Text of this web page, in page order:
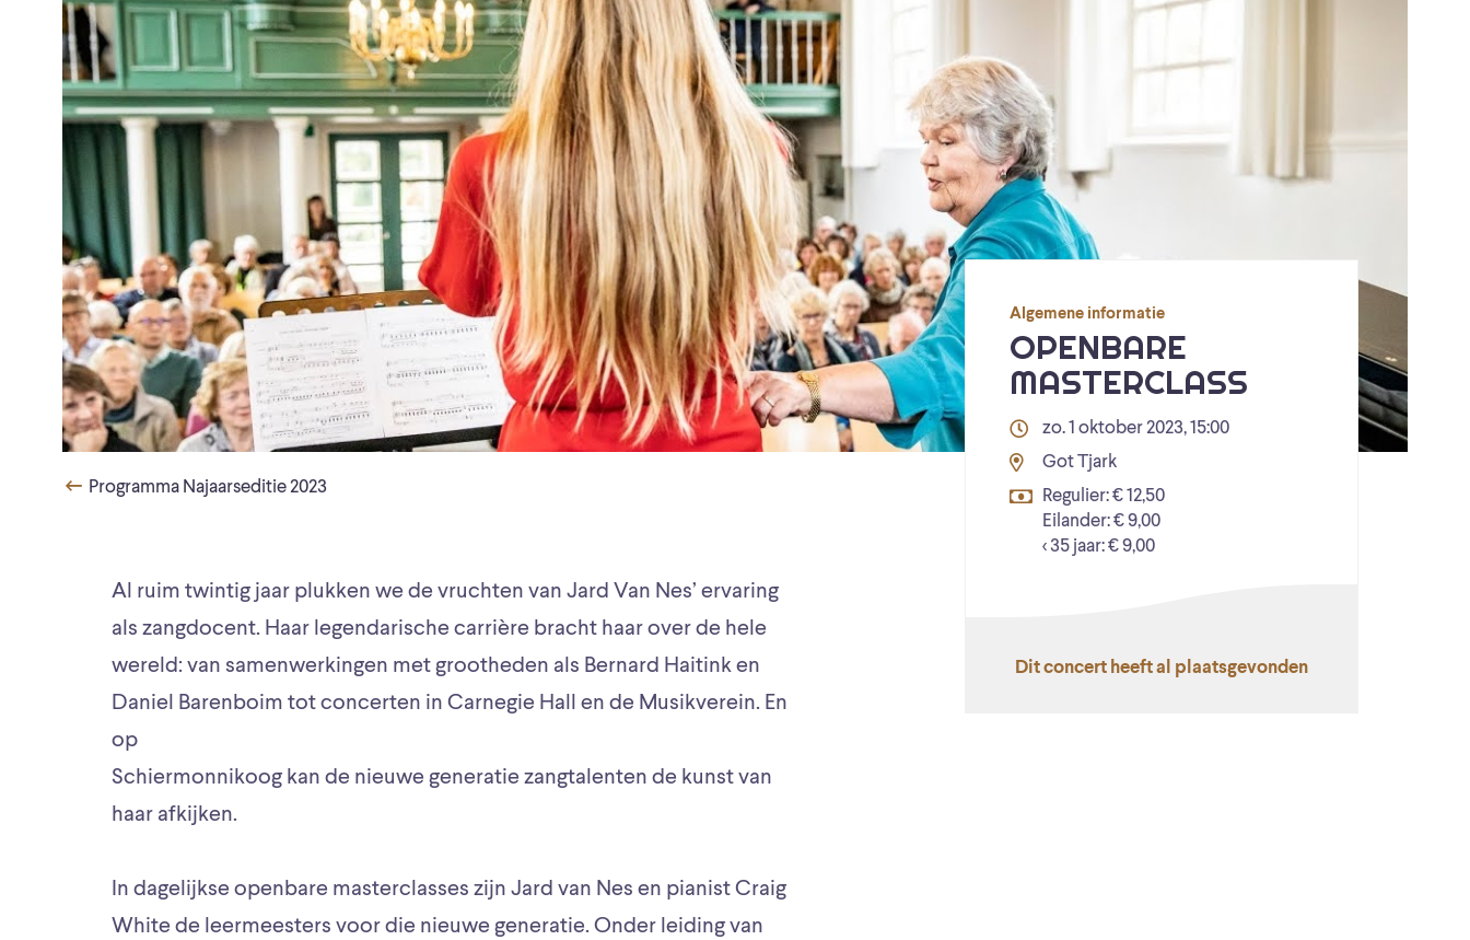
Programma Najaarseditie 2023
Al ruim twintig jaar plukken we de vruchten van Jard Van Nes’ ervaring
als zangdocent. Haar legendarische carrière bracht haar over de hele
wereld: van samenwerkingen met grootheden als Bernard Haitink en
Daniel Barenboim tot concerten in Carnegie Hall en de Musikverein. En
op
Schiermonnikoog kan de nieuwe generatie zangtalenten de kunst van
haar afkijken.
In dagelijkse openbare masterclasses zijn Jard van Nes en pianist Craig
White de leermeesters voor die nieuwe generatie. Onder leiding van
Algemene informatie
OPENBARE
MASTERCLASS
zo. 1 oktober 2023, 15:00
Got Tjark
Regulier: € 12,50
Eilander: € 9,00
< 35 jaar: € 9,00
Dit concert heeft al plaatsgevonden